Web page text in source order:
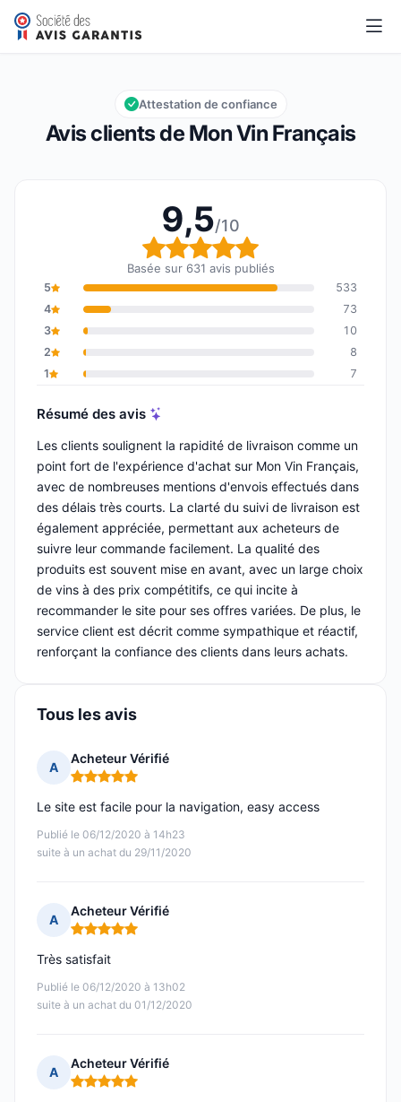
Mon Vin Français
Note globale : 9,5 sur 10
9,5/10
Avis clients de Mon Vin Français
Attestation de confiance
9,5/10
Note globale : 9,5 sur
Basée sur 631 avis publiés
5
533
4
73
3
10
2
8
1
7
Résumé des avis
Les clients soulignent la rapidité de livraison comme un
point fort de l'expérience d'achat sur Mon Vin Français,
avec de nombreuses mentions d'envois effectués dans
des délais très courts. La clarté du suivi de livraison est
également appréciée, permettant aux acheteurs de
suivre leur commande facilement. La qualité des
produits est souvent mise en avant, avec un large choix
de vins à des prix compétitifs, ce qui incite à
recommander le site pour ses offres variées. De plus, le
service client est décrit comme sympathique et réactif,
renforçant la confiance des clients dans leurs achats.
Tous les avis
A
Acheteur Vérifié
Note : 5 sur 5
Publié le 06/12/2020 à 14h23
suite à un achat du 29/11/2020
Le site est facile pour la navigation, easy access
A
Acheteur Vérifié
Note : 5 sur 5
Publié le 06/12/2020 à 13h02
suite à un achat du 01/12/2020
Très satisfait
A
Acheteur Vérifié
Note : 5 sur 5